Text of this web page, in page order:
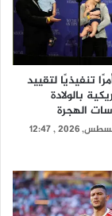
تنفيذيًا لتقييد
بالولادة
الهجرة
الجمعة, 7 أغسطس, 2026 , 12:47